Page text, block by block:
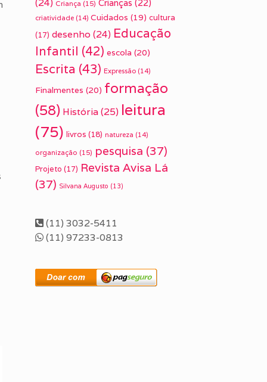
(24) Criança (15) Crianças (22)
criatividade (14) Cuidados (19) cultura
(17) desenho (24) Educação
Infantil (42) escola (20)
Escrita (43) Expressão (14)
Finalmentes (20) formação
(58) História(25) leitura
(75) livros (18) natureza (14)
organização (15) pesquisa (37)
Projeto (17) Revista Avisa Lá
(37) Silvana Augusto (13)
(11) 3032-5411
(11) 97233-0813